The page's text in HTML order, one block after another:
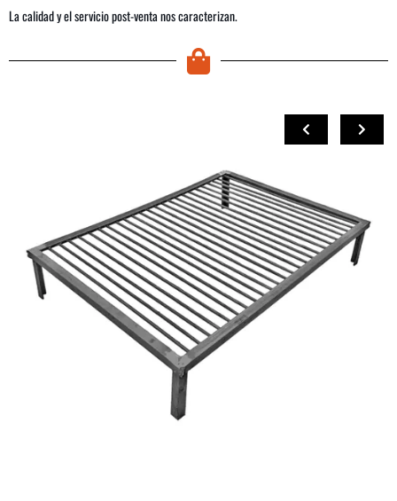
La calidad y el servicio post-venta nos caracterizan.
COMPRAR